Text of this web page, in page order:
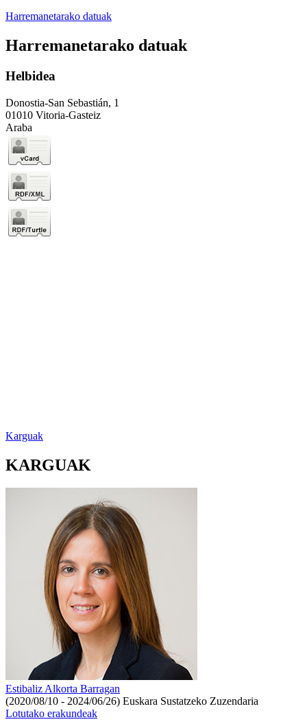
Harremanetarako datuak
Harremanetarako datuak
Helbidea
Donostia-San Sebastián, 1
01010 Vitoria-Gasteiz
Araba
Karguak
KARGUAK
Estibaliz Alkorta Barragan
(2020/08/10 - 2024/06/26) Euskara Sustatzeko Zuzendaria
Lotutako erakundeak